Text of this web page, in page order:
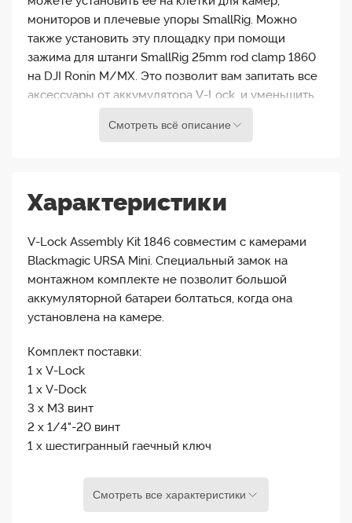
мониторов и плечевые упоры SmallRig. Можно
также установить эту площадку при помощи
зажима для штанги SmallRig 25mm rod clamp 1860
на DJI Ronin M/MX. Это позволит вам запитать все
аксессуары от аккумулятора V-Lock, и уменьшить
Смотреть всё описание
Характеристики
V-Lock Assembly Kit 1846 совместим с камерами
Blackmagic URSA Mini. Специальный замок на
монтажном комплекте не позволит большой
аккумуляторной батареи болтаться, когда она
установлена на камере.
Комплект поставки:
1 x V-Lock
1 x V-Dock
3 x M3 винт
2 x 1/4"-20 винт
1 x шестигранный гаечный ключ
комплект НЕ совместим с аккумуляторными
Смотреть все характеристики